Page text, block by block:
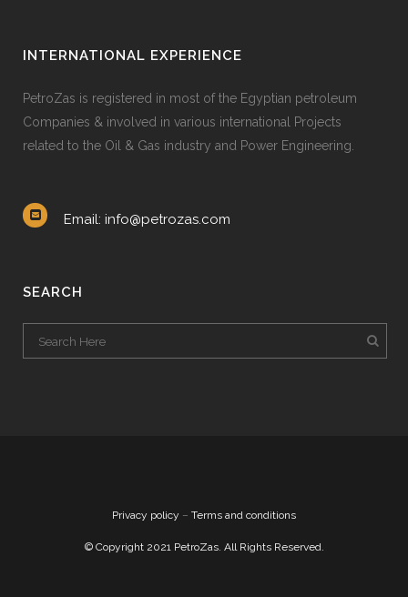
INTERNATIONAL EXPERIENCE
PetroZas is registered in most of the Egyptian petroleum
Companies & involved in various international Projects
related to the Oil & Gas industry and Power Engineering.
Email: info@petrozas.com
SEARCH
Privacy policy – Terms and conditions
© Copyright 2021 PetroZas. All Rights Reserved.